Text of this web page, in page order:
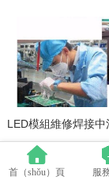
首（shǒu）頁 服